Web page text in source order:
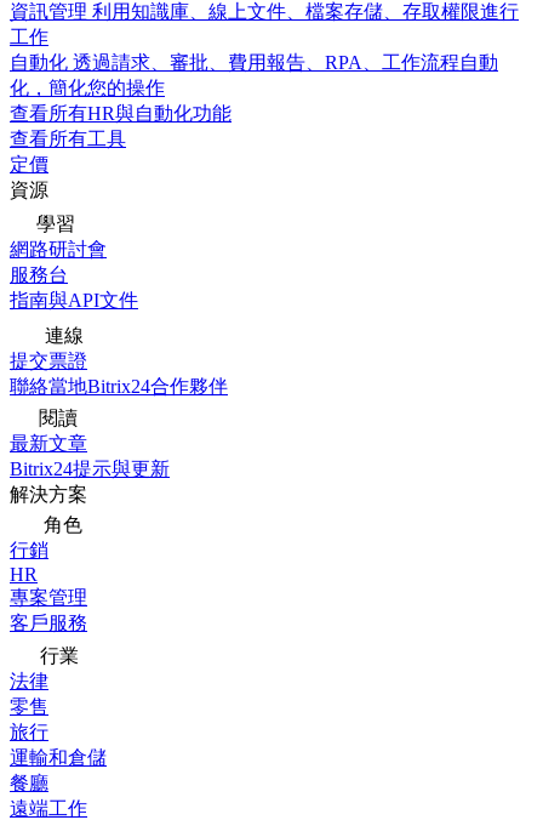
資訊管理 利用知識庫、線上文件、檔案存儲、存取權限進行
工作
自動化 透過請求、審批、費用報告、RPA、工作流程自動
化，簡化您的操作
查看所有HR與自動化功能
查看所有工具
定價
資源
學習
網路研討會
服務台
指南與API文件
連線
提交票證
聯絡當地Bitrix24合作夥伴
閱讀
最新文章
Bitrix24提示與更新
解決方案
角色
行銷
HR
專案管理
客戶服務
行業
法律
零售
旅行
運輸和倉儲
餐廳
遠端工作